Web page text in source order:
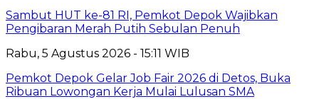
Sambut HUT ke-81 RI, Pemkot Depok Wajibkan
Pengibaran Merah Putih Sebulan Penuh
Rabu, 5 Agustus 2026 - 15:11 WIB
Pemkot Depok Gelar Job Fair 2026 di Detos, Buka
Ribuan Lowongan Kerja Mulai Lulusan SMA